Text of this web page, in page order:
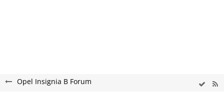
Opel Insignia B Forum